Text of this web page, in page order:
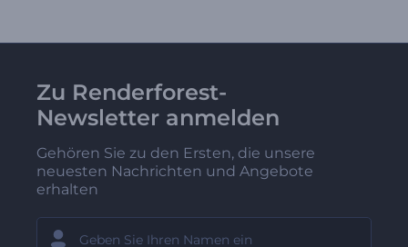
Zu Renderforest-
Newsletter anmelden
Gehören Sie zu den Ersten, die unsere
neuesten Nachrichten und Angebote
erhalten